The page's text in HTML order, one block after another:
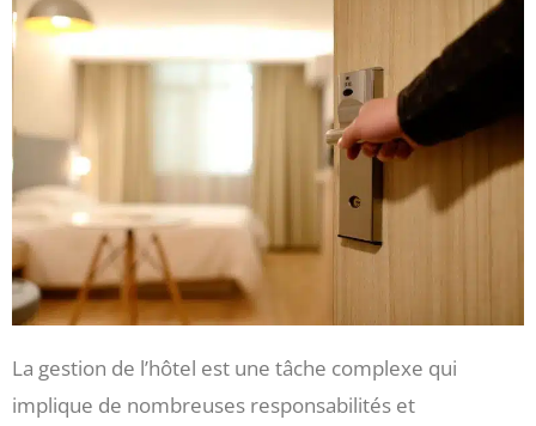
La gestion de l’hôtel est une tâche complexe qui
implique de nombreuses responsabilités et